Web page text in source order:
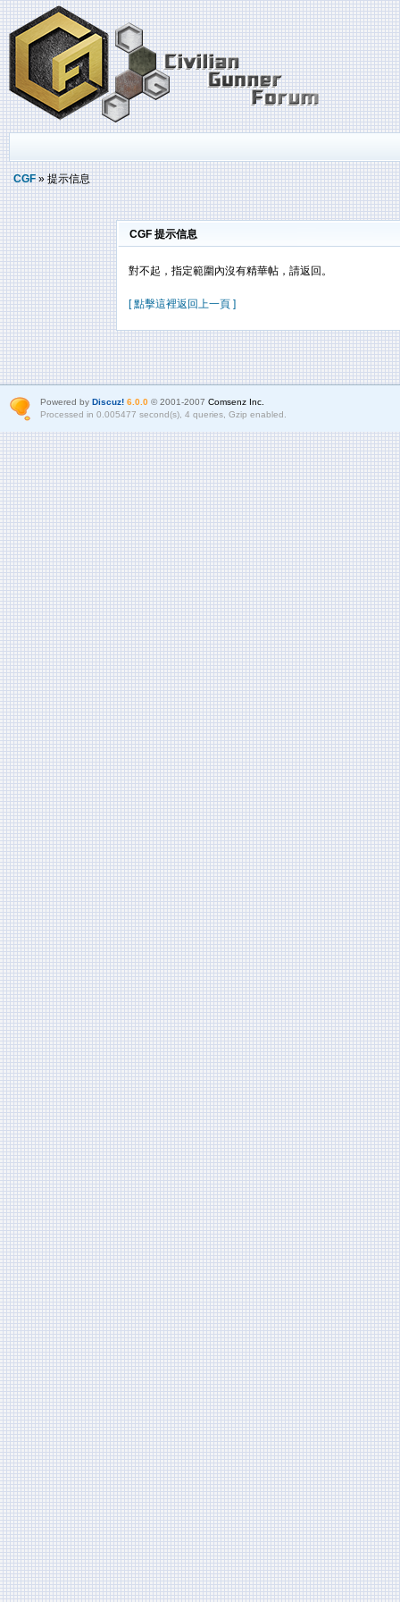
CGF» 提示信息
CGF 提示信息
對不起，指定範圍內沒有精華帖，請返回。
[ 點擊這裡返回上一頁 ]
Powered by Discuz! 6.0.0© 2001-2007 Comsenz Inc.
Processed in 0.005477 second(s), 4 queries, Gzip enabled.